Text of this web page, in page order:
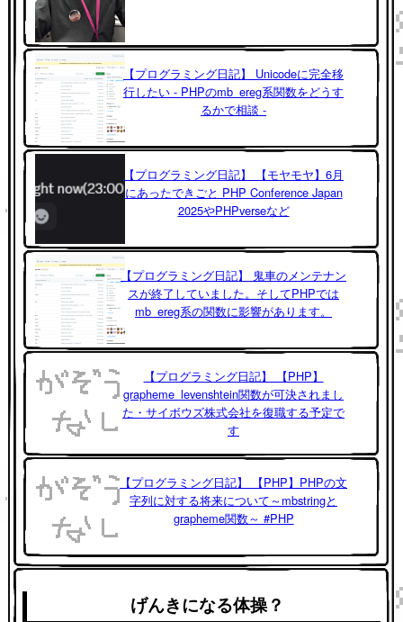
【プログラミング日記】 Unicodeに完全移
行したい - PHPのmb_ereg系関数をどうす
るかで相談 -
【プログラミング日記】 【モヤモヤ】6月
にあったできごと PHP Conference Japan
2025やPHPverseなど
【プログラミング日記】 鬼車のメンテナン
スが終了していました。そしてPHPでは
mb_ereg系の関数に影響があります。
【プログラミング日記】 【PHP】
grapheme_levenshtein関数が可決されまし
た・サイボウズ株式会社を復職する予定で
す
【プログラミング日記】 【PHP】PHPの文
字列に対する将来について～mbstringと
grapheme関数～ #PHP
げんきになる体操？